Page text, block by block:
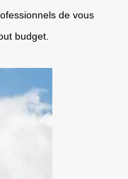
de vous
budget.